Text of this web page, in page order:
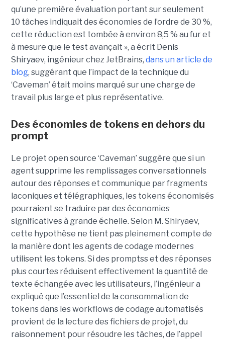
qu’une première évaluation portant sur seulement
10 tâches indiquait des économies de l’ordre de 30 %,
cette réduction est tombée à environ 8,5 % au fur et
à mesure que le test avançait », a écrit Denis
Shiryaev, ingénieur chez JetBrains, dans un article de
blog, suggérant que l’impact de la technique du
‘Caveman’ était moins marqué sur une charge de
travail plus large et plus représentative.
Des économies de tokens en dehors du
prompt
Le projet open source ‘Caveman’ suggère que si un
agent supprime les remplissages conversationnels
autour des réponses et communique par fragments
laconiques et télégraphiques, les tokens économisés
pourraient se traduire par des économies
significatives à grande échelle. Selon M. Shiryaev,
cette hypothèse ne tient pas pleinement compte de
la manière dont les agents de codage modernes
utilisent les tokens. Si des promptss et des réponses
plus courtes réduisent effectivement la quantité de
texte échangée avec les utilisateurs, l’ingénieur a
expliqué que l’essentiel de la consommation de
tokens dans les workflows de codage automatisés
provient de la lecture des fichiers de projet, du
raisonnement pour résoudre les tâches, de l’appel